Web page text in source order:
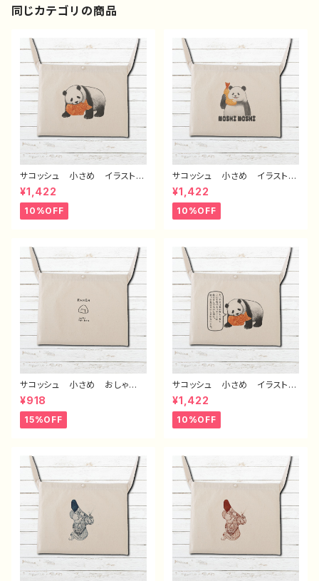
同じカテゴリの商品
サコッシュ 小さめ イラスト
可愛い ゆるかわ おしゃれ
動物 パンダ メンズ レディ
ース おすすめ 個性的 人
気 イラストレーター クリエイ
ろい ゆるい ユニーク ネタ
系 悪いことを言うパンダ タ
イトル：たいやき悪パンダ 作：こ
さつね G-6
¥1,422
10%OFF
サコッシュ 小さめ イラスト
可愛い ゆるかわ おしゃれ
動物 パンダ メンズ レディ
ース おすすめ 個性的 人
気 イラストレーター クリエイ
ろい ゆるい ユニーク ネタ
系 悪いことを言うパンダ タ
イトル：もしもし悪パンダ 作：こ
さつね G-6
¥1,422
10%OFF
サコッシュ 小さめ おしゃ
れ 可愛い ゆるかわ メン
ズ レディース 面白い おも
しろい ユニーク イラスト メ
イクポーチ 化粧ポーチ コス
エイター 絵師 オリジナル
デザイン グッズ ノンブラン
ド タイトル：デザインサコッシ
ュ №666 J1-9
¥918
15%OFF
サコッシュ 小さめ イラスト
可愛い ゆるかわ おしゃれ
動物 パンダ メンズ レディ
ース おすすめ 個性的 人
気 イラストレーター クリエイ
ろい ゆるい ユニーク ネタ
系 悪いことを言うパンダ タ
イトル：たいやき悪パンダ セリ
フ付き 作：こさつね G-6
¥1,422
10%OFF